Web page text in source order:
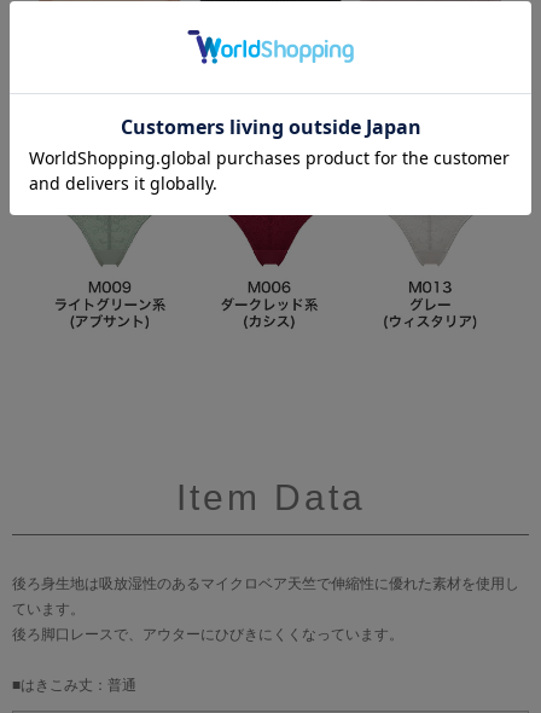
Item Data
後ろ身生地は吸放湿性のあるマイクロベア天竺で伸縮性に優れた素材を使用し
ています。
後ろ脚口レースで、アウターにひびきにくくなっています。
■はきこみ丈：普通